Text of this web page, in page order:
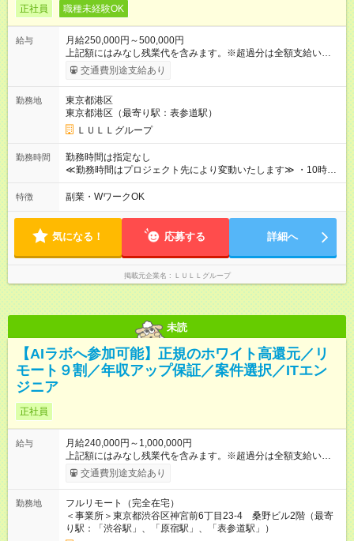
正社員 職種未経験OK
給与
月給250,000円～500,000円
上記額にはみなし残業代を含みます。※超過分は全額支給いたし
ます。 みなし残業代 21,675円／月 みなし残業時間 12時間／月 -
------------------------------------------------------- ≪経験者の方は以下と
万円～＋業績賞与＋交通費＋各種手当 ※固定残業代（30時間/6
万6，610円分）を含む。超過分は追加支給いたします 能力やス
キルを考慮し初任給を決定。経験者の方は前給考慮も可能で
す！ ◎昇給年1回（研修終了後） ◎賞与年2回（2月・8月）＋業
績賞与あり ◤スキルアップも、収入アップも。◢ 入社後の成長
や頑張りは、しっかり給与で還元しています。 実際にほぼ全員
上アップした社員も。 エンジニアへの還元率は業界高水準の
87％。 スキルを磨いた分だけ、収入アップも目指せる環境で
す！ 【試用期間】試用期間あり 試用期間の長さ：6ヶ月 ※ 雇用
形態と給与に、本採用時と異なる部分があります。 雇用形態：
中途採用（契約社員） 給与：月給 230,000円以上 上記額にはみ
なし残業代を含みます。※超過分は全額支給いたします。 みな
別途支給いたします ※研修期間中（最大12ヶ月間）も、試用期
交通費別途支給あり
勤務地
東京都港区
東京都港区（最寄り駅：表参道駅）
ＬＵＬＬグループ
勤務時間
勤務時間は指定なし
≪勤務時間はプロジェクト先により変動いたします≫ ・10時00
分～19時00分（休憩1時間） ・9時00分～18時00分（休憩1時
間） ＼平日夜も、ちゃんと「自分時間」がつくれます／ 残業は
やサウナなど、 趣味の時間を楽しむ社員も多くいます◎
特徴 副業・WワークOK
気になる！ 応募する 詳細へ
掲載元企業名 ＬＵＬＬグループ
未読
【AIラボへ参加可能】正規のホワイト高還元／リ
モート９割／年収アップ保証／案件選択／ITエン
ジニア
正社員
給与
月給240,000円～1,000,000円
上記額にはみなし残業代を含みます。※超過分は全額支給いたし
ます。 みなし残業代 31,000円／月 みなし残業時間 20時間／月
⭕️給与の支払方法について 月給 240,000円 ～ 1,000,000円 ※
5,760,000円 ✅案件単価80万円のプロジェクトに参画した場合
（還元率60％の場合）※さらに在籍年数に応じて還元率がアッ
プ！ ⽀給総額：48万円／⽉（年収：576万円） 《内訳》 ・基本
交通費別途支給あり
勤務地
フルリモート（完全在宅）
＜事業所＞東京都渋谷区神宮前6丁目23-4 桑野ビル2階（最寄
り駅：「渋谷駅」、「原宿駅」、「表参道駅」）